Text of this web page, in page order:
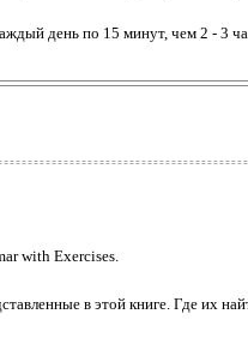
день по 15 минут, чем 2 - 3
with Exercises.
в этой книге. Где их